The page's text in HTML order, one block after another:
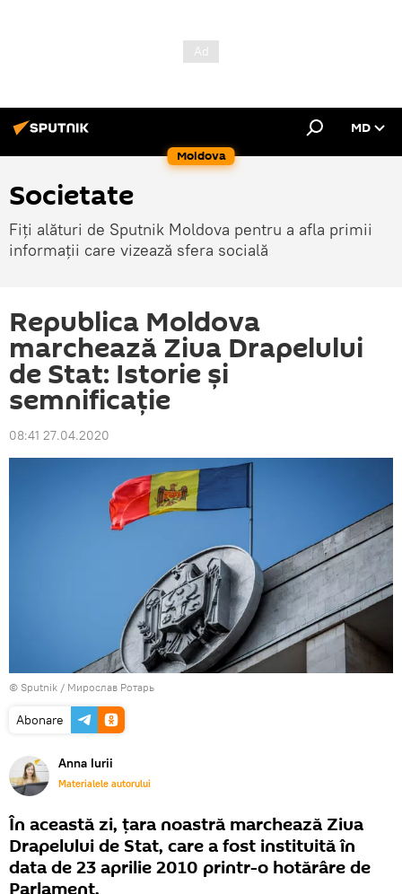
Moldova
MD
Societate
Fiți alături de Sputnik Moldova pentru a afla primii
informații care vizează sfera socială
Republica Moldova
marchează Ziua Drapelului
de Stat: Istorie și
semnificație
08:41 27.04.2020
© Sputnik / Мирослав Ротарь
Abonare
Anna Iurii
Materialele autorului
În această zi, țara noastră marchează Ziua
Drapelului de Stat, care a fost instituită în
data de 23 aprilie 2010 printr-o hotărâre de